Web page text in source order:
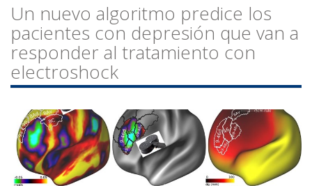
Un nuevo algoritmo predice los
pacientes con depresión que van a
responder al tratamiento con
electroshock